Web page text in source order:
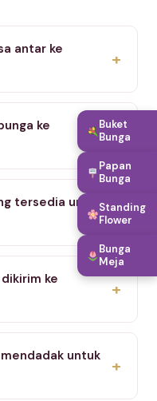
antar ke
+
ke
+
tersedia untuk
+
ke
+
untuk
+
Buket
Bunga
Papan
Bunga
Standing
Flower
Bunga
Meja